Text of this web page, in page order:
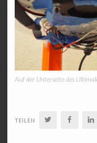
Auf der Unterseite des
TEILEN TWITTER